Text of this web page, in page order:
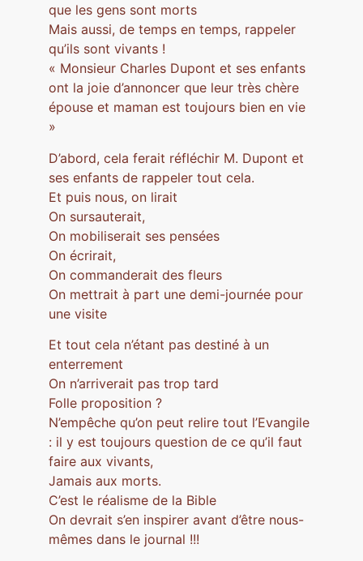
que les gens sont morts
Mais aussi, de temps en temps, rappeler
qu’ils sont vivants !
« Monsieur Charles Dupont et ses enfants
ont la joie d’annoncer que leur très chère
épouse et maman est toujours bien en vie
»
D’abord, cela ferait réfléchir M. Dupont et
ses enfants de rappeler tout cela.
Et puis nous, on lirait
On sursauterait,
On mobiliserait ses pensées
On écrirait,
On commanderait des fleurs
On mettrait à part une demi-journée pour
une visite
Et tout cela n’étant pas destiné à un
enterrement
On n’arriverait pas trop tard
Folle proposition ?
N’empêche qu’on peut relire tout l’Evangile
: il y est toujours question de ce qu’il faut
faire aux vivants,
Jamais aux morts.
C’est le réalisme de la Bible
On devrait s’en inspirer avant d’être nous-
mêmes dans le journal !!!